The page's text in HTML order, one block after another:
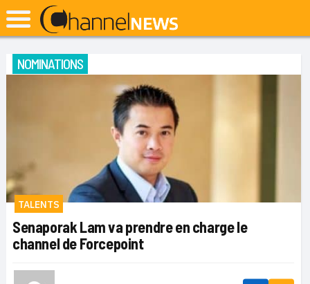
NOMINATIONS
TALENTS
Senaporak Lam va prendre en charge le
channel de Forcepoint